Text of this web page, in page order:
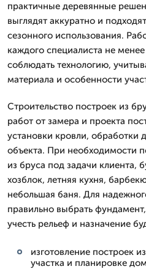
практичные деревянные
выглядят аккуратно и
сезонного использования.
каждого специалиста не
соблюдать технологию,
материала и особенности
Строительство построек из
работ от замера и проекта
установки кровли, обработки
объекта. При необходимости
из бруса под задачи клиента,
хозблок, летняя кухня,
небольшая баня. Для
правильно выбрать фундамент,
учесть рельеф и назначение
изготовление построек
участка и планировке